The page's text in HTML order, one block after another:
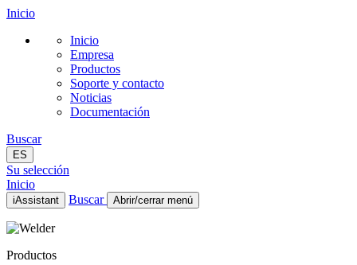
Inicio
Inicio
Empresa
Productos
Soporte y contacto
Noticias
Documentación
Buscar
ES
Su selección
Inicio
iAssistant Buscar Abrir/cerrar menú
Inicio
Productos
Productos